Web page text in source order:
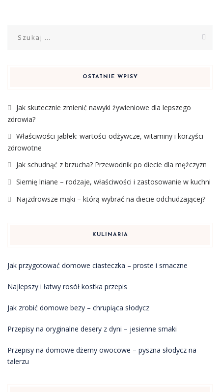
OSTATNIE WPISY
Jak skutecznie zmienić nawyki żywieniowe dla lepszego
zdrowia?
Właściwości jabłek: wartości odżywcze, witaminy i korzyści
zdrowotne
Jak schudnąć z brzucha? Przewodnik po diecie dla mężczyzn
Siemię lniane – rodzaje, właściwości i zastosowanie w kuchni
Najzdrowsze mąki – którą wybrać na diecie odchudzającej?
KULINARIA
Jak przygotować domowe ciasteczka – proste i smaczne
Najlepszy i łatwy rosół kostka przepis
Jak zrobić domowe bezy – chrupiąca słodycz
Przepisy na oryginalne desery z dyni – jesienne smaki
Przepisy na domowe dżemy owocowe – pyszna słodycz na
talerzu